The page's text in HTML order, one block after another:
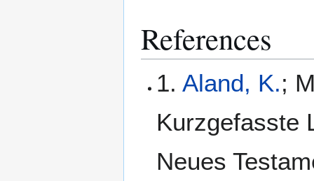
References
1. Aland, K.;
Kurzgefasste
Neues